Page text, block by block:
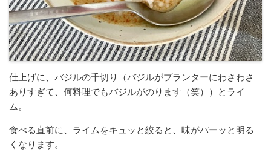
仕上げに、バジルの千切り（バジルがプランターにわさわさ
ありすぎて、何料理でもバジルがのります（笑））とライ
ム。
食べる直前に、ライムをキュッと絞ると、味がパーッと明る
くなります。